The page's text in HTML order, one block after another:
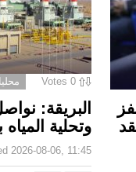
0
Votes
البريقة:
وتحلية المياه
2026-08-06, 11:45 م